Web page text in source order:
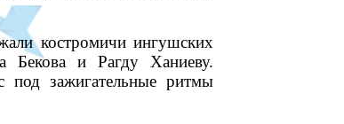
костромичи ингушских
Бекова и Рагду Ханиеву.
под зажигательные ритмы